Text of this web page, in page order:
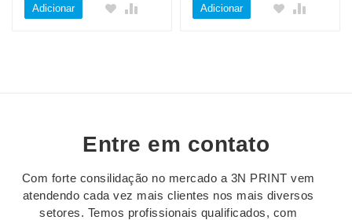
Adicionar Adicionar
Entre em contato
Com forte consilidação no mercado a 3N PRINT vem
atendendo cada vez mais clientes nos mais diversos
setores. Temos profissionais qualificados, com